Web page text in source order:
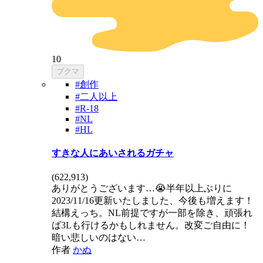
10
ブクマ
#創作
#二人以上
#R-18
#NL
#HL
すきな人にあいされるガチャ
(622,913)
ありがとうございます…😭半年以上ぶりに
2023/11/16更新いたしました、今後も増えます！
結構えっち。NL前提ですが一部を除き、頑張れ
ば3Lも行けるかもしれません。改変ご自由に！
暗い悲しいのはない…
作者 かぬ